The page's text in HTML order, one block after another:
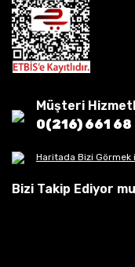
Müşteri
0(216) 661 68
Haritada Bizi Görmek
Bizi Takip Ediyor